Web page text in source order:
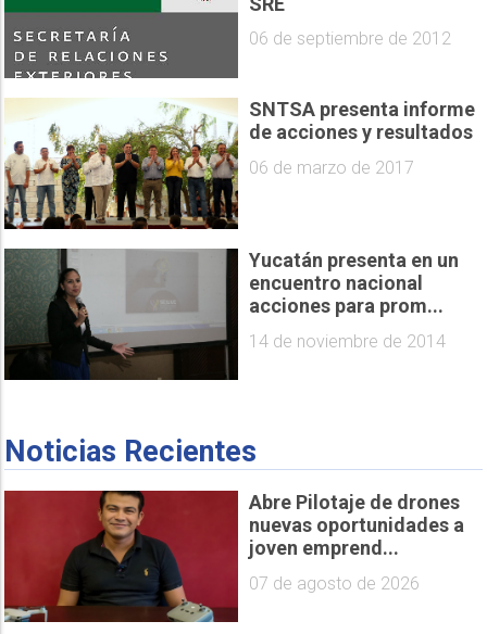
06 de septiembre de 2012
SNTSA presenta informe
de acciones y resultados
06 de marzo de 2017
Yucatán presenta en un
encuentro nacional
acciones para prom...
14 de noviembre de 2014
Noticias Recientes
Abre Pilotaje de drones
nuevas oportunidades a
joven emprend...
07 de agosto de 2026